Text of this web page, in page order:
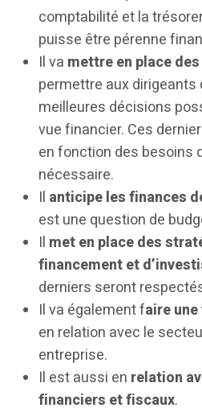
comptabilité et la
puisse être pérenne
Il va mettre en place
permettre aux dirigeants
meilleures décisions
vue financier. Ces
en fonction des besoins
nécessaire.
Il anticipe les finances
est une question de
Il met en place des
financement et
derniers seront
Il va également faire
en relation avec le
entreprise.
Il est aussi en relation
financiers et fiscaux.